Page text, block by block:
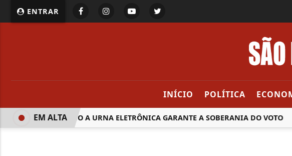
ENTRAR
INÍCIO POLÍTICA
SAIBA COMO A URNA ELETRÔNICA GARANTE A SOBERANIA DO VOTO
EM ALTA